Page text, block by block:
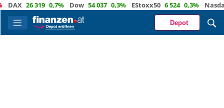
26 319 0,7% Dow 54 037 0,3% EStoxx50 6 524 0,3% Nasdaq
Depot